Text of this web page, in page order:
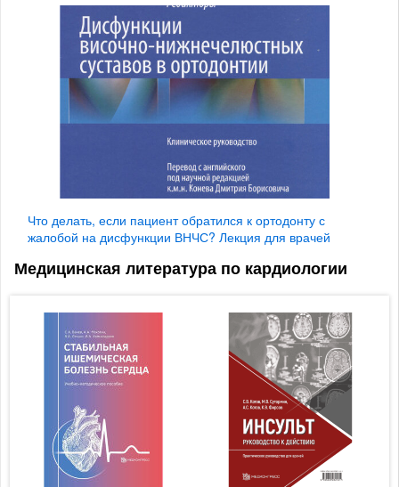
Что делать, если пациент обратился к ортодонту с
жалобой на дисфункции ВНЧС? Лекция для врачей
Медицинская литература по кардиологии